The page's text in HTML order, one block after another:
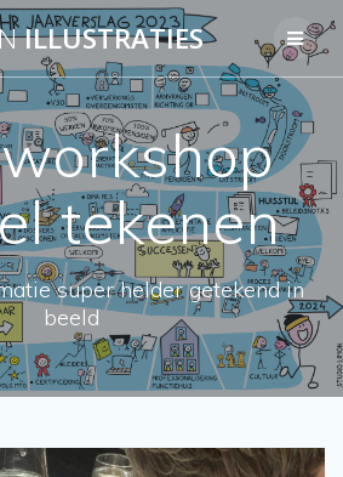
Skip
to
content
ILLUSTRATIES
workshop
tekenen
super helder getekend in
beeld